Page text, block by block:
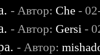
- Автор: Che -
- Автор: Gersi -
- Автор: